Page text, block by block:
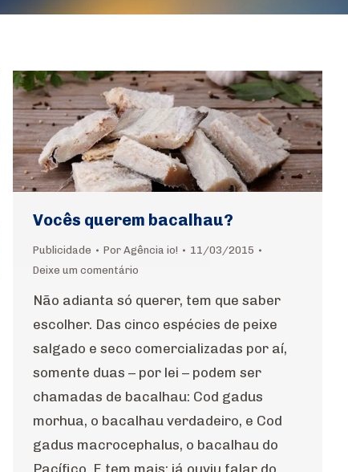
Vocês querem bacalhau?
Publicidade Por Agência io!
11/03/2015
Deixe um comentário
Não adianta só querer, tem que saber
escolher. Das cinco espécies de peixe
salgado e seco comercializadas por aí,
somente duas – por lei – podem ser
chamadas de bacalhau: Cod gadus
morhua, o bacalhau verdadeiro, e Cod
gadus macrocephalus, o bacalhau do